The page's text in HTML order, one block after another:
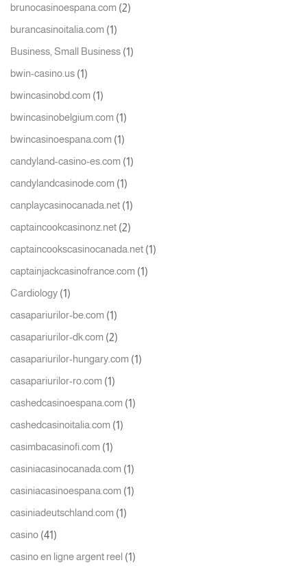
brunocasinoespana.com (2)
burancasinoitalia.com (1)
Business, Small Business (1)
bwin-casino.us (1)
bwincasinobd.com (1)
bwincasinobelgium.com (1)
bwincasinoespana.com (1)
candyland-casino-es.com (1)
candylandcasinode.com (1)
canplaycasinocanada.net (1)
captaincookcasinonz.net (2)
captaincookscasinocanada.net (1)
captainjackcasinofrance.com (1)
Cardiology (1)
casapariurilor-be.com (1)
casapariurilor-dk.com (2)
casapariurilor-hungary.com (1)
casapariurilor-ro.com (1)
cashedcasinoespana.com (1)
cashedcasinoitalia.com (1)
casimbacasinofi.com (1)
casiniacasinocanada.com (1)
casiniacasinoespana.com (1)
casiniadeutschland.com (1)
casino (41)
casino en ligne argent reel (1)